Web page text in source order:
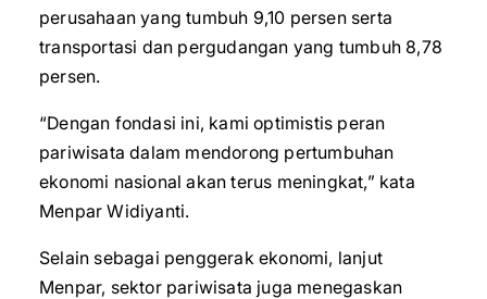
perusahaan yang tumbuh 9,10 persen serta
transportasi dan pergudangan yang tumbuh 8,78
persen.
“Dengan fondasi ini, kami optimistis peran
pariwisata dalam mendorong pertumbuhan
ekonomi nasional akan terus meningkat,” kata
Menpar Widiyanti.
Selain sebagai penggerak ekonomi, lanjut
Menpar, sektor pariwisata juga menegaskan